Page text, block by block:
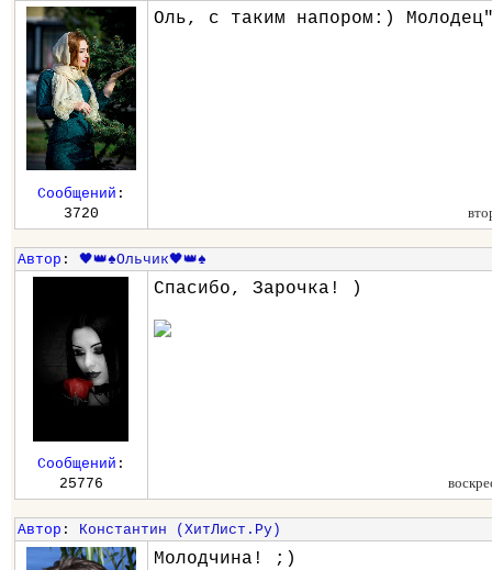
Оль, с таким напором:)
Сообщений :
3720
Автор : 🖤👑♠️Ольчик🖤👑♠️
Спасибо, Зарочка! )
Сообщений :
25776
Автор : Константин (ХитЛист.Ру)
Молодчина! ;)